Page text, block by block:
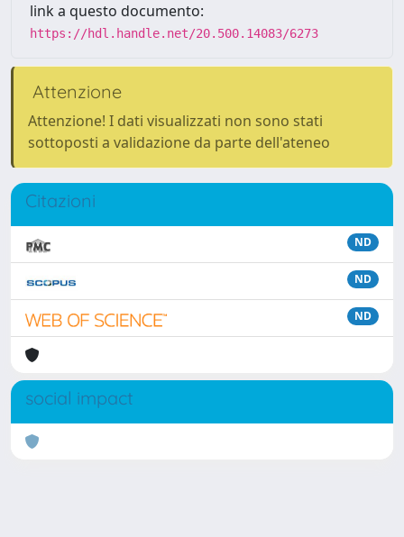
link a questo documento:
https://hdl.handle.net/20.500.14083/6273
Attenzione
Attenzione! I dati visualizzati non sono stati
sottoposti a validazione da parte dell'ateneo
Citazioni
ND
ND
ND
social impact